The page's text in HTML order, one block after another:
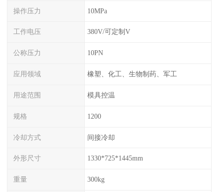
操作压力 10MPa
工作电压 380V/可定制V
公称压力 10PN
应用领域 橡塑、化工、生物制药、军工
用途范围 模具控温
规格 1200
冷却方式 间接冷却
外形尺寸 1330*725*1445mm
重量 300kg